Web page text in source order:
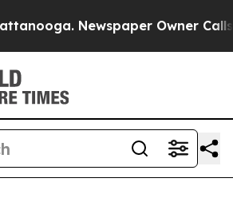
Newspaper Owner Calls